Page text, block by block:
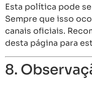
Esta política pode
Sempre que isso
canais oficiais.
desta página para
8.